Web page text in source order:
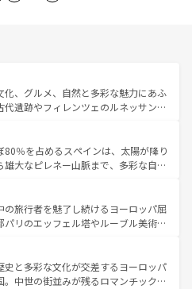
化、グルメ、自然と多彩な魅力にあふ
代遺跡やフィレンツェのルネッサンス
しい田園風景やアマルフィ海岸の絶
見逃せない。観光の合間には、本場の
絶品のイタリア料理を堪能することも
で、忘れられない旅をしてみよう！
ア情報はコンテンツ一覧 を参照してほ
80％を占めるスペインは、太陽が降り
雄大なピレネー山脈まで、多彩な自然
は、情熱的なフラメンコ、熱気あふ
味しいタパスが生活の一部となってい
の洗練された雰囲気や、バルセロナの
なビーチリゾートまで多彩な表情を見
風土や気候が異なるスペインはその個
性で訪れる人を魅了する。 なお、新着のスペイン情報はコ
の旅行者を魅了し続けるヨーロッパ屈
パリのエッフェル塔やルーブル美術館
まっている。華麗な宮殿、歴史的な大
、そして豊かな自然が、訪れる者を心
、フランスは美食の国としても知ら
史と多彩な文化が交差するヨーロッパ
。中世の街並みが残るロマンチック街